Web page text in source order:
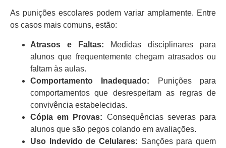
As punições escolares podem variar amplamente. Entre
os casos mais comuns, estão:
Atrasos e Faltas: Medidas disciplinares para
alunos que frequentemente chegam atrasados ou
faltam às aulas.
Comportamento Inadequado: Punições para
comportamentos que desrespeitam as regras de
convivência estabelecidas.
Cópia em Provas: Consequências severas para
alunos que são pegos colando em avaliações.
Uso Indevido de Celulares: Sanções para quem